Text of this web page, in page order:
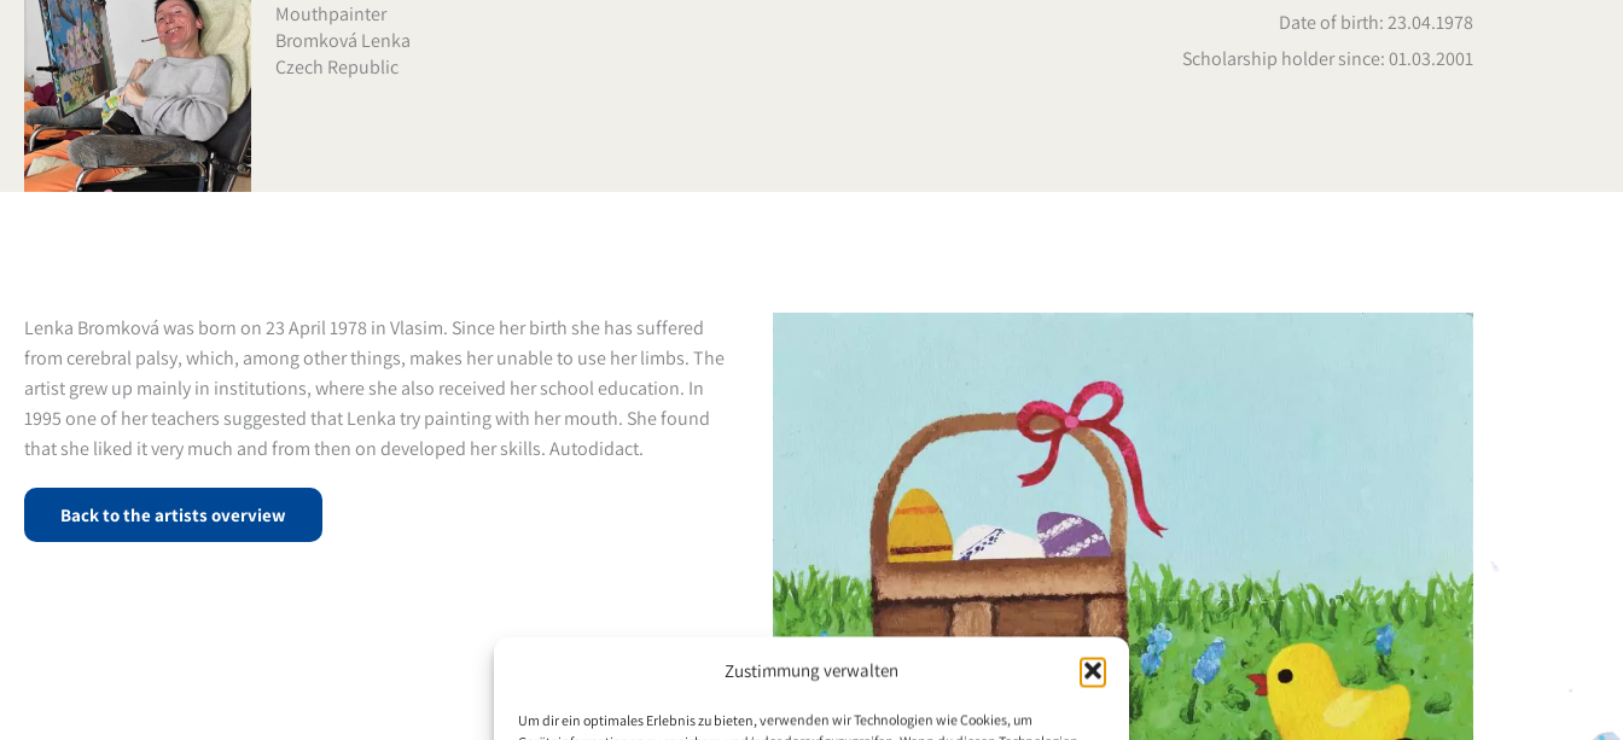
Zustimmung verwalten
Um dir ein optimales Erlebnis zu bieten, verwenden wir Technologien wie Cookies, um
Mouthpainter
Bromková Lenka
Czech Republic
Date of birth: 23.04.1978
Scholarship holder since: 01.03.2001
Lenka Bromková was born on 23 April 1978 in Vlasim. Since her birth she has suffered
from cerebral palsy, which, among other things, makes her unable to use her limbs. The
artist grew up mainly in institutions, where she also received her school education. In
1995 one of her teachers suggested that Lenka try painting with her mouth. She found
that she liked it very much and from then on developed her skills. Autodidact.
Back to the artists overview